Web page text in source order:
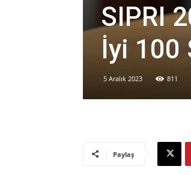
SIPRI
İyi 100
5 Aralık 2023 811
Paylaş